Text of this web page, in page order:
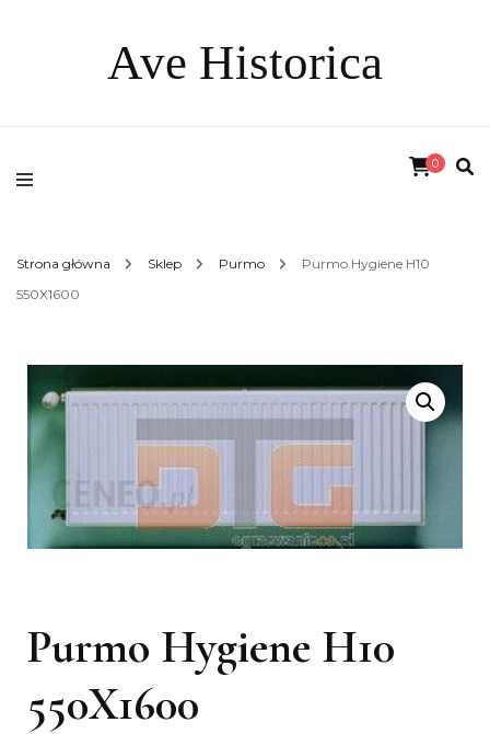
Ave Historica
0
Strona główna Sklep Purmo
Purmo Hygiene H10
550X1600
Purmo Hygiene H10
550X1600